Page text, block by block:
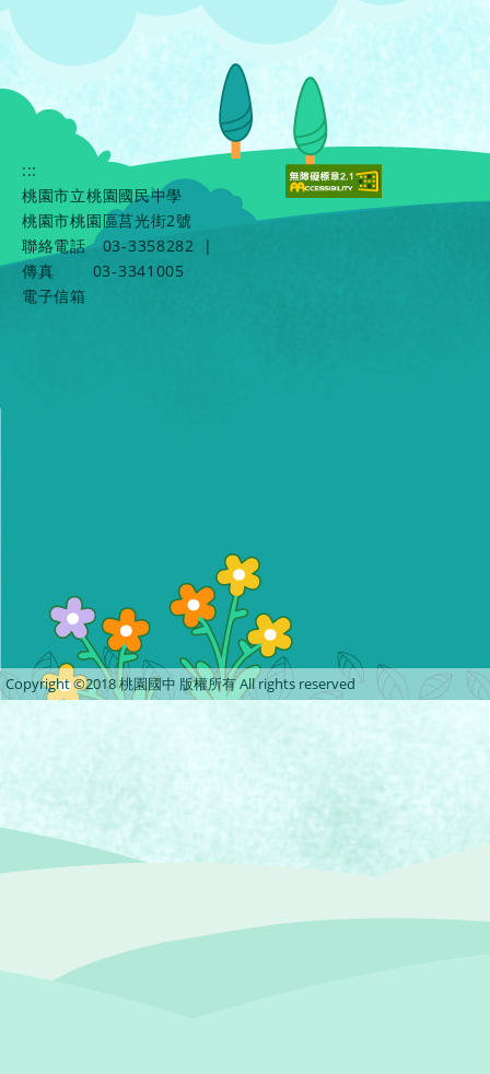
:::
桃園市立桃園國民中學
桃園市桃園區莒光街2號
聯絡電話
03-3358282
|
傳真
03-3341005
電子信箱
Copyright ©2018 桃園國中 版權所有 All rights reserved